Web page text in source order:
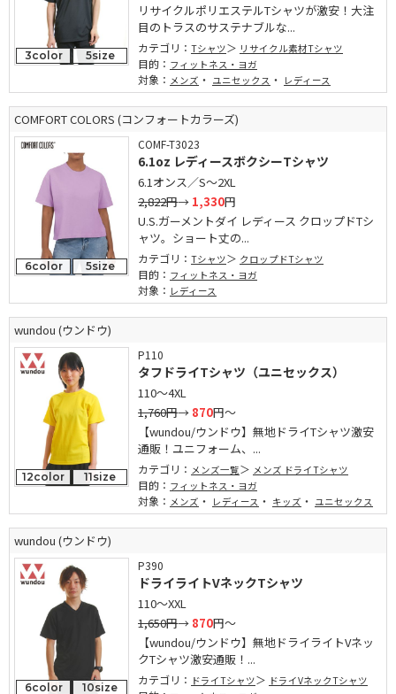
3color 5size
リサイクルポリエステルTシャツが激安！大注
目のトラスのサステナブルな...
カテゴリ： Tシャツ リサイクル素材Tシャツ
目的： フィットネス・ヨガ
対象： メンズ ・ ユニセックス ・ レディース
COMFORT COLORS (コンフォートカラーズ)
6color 5size
COMF-T3023
6.1oz レディースボクシーTシャツ
6.1オンス／S～2XL
2,822円→ 1,330円
U.S.ガーメントダイ レディース クロップドTシ
ャツ。ショート丈の...
カテゴリ： Tシャツ クロップドTシャツ
目的： フィットネス・ヨガ
対象： レディース
wundou (ウンドウ)
12color 11size
P110
タフドライTシャツ（ユニセックス）
110～4XL
1,760円→ 870円～
【wundou/ウンドウ】無地ドライTシャツ激安
通販！ユニフォーム、...
カテゴリ： メンズ一覧 メンズ ドライTシャツ
目的： フィットネス・ヨガ
対象： メンズ ・ レディース ・ キッズ ・ ユニセックス
wundou (ウンドウ)
6color 10size
P390
ドライライトVネックTシャツ
110～XXL
1,650円→ 870円～
【wundou/ウンドウ】無地ドライライトVネッ
クTシャツ激安通販！...
カテゴリ： ドライTシャツ ドライVネックTシャツ